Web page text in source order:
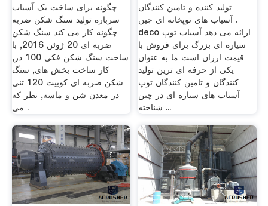
چگونه برای ساخت یک آسیاب
سرباره تولید سنگ شکن ضربه
چگونه کار می کند سنگ شکن
ضربه ای 20 ژوئن 2016, با
ساخت سنگ شکن فکی 100 در,
کار ساخت بخش های, سنگ
شکن ضربه ای کوبیت 120 تنی
در معدن شن و ماسه, نظر که
می .
تولید کننده و تامین کنندگان
آسیاب های توپخانه ای چین .
deco ارائه می دهد آسیاب توپ
سیاره ای بزرگ برای فروش با
قیمت ارزان است ما به عنوان
یکی از حرفه ای ترین تولید
کنندگان و تامین کنندگان توپ
آسیاب های سیاره ای در چین
شناخته ...